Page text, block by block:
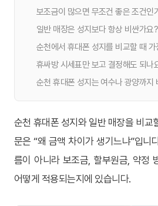
보조금이 많으면 무조건 좋은 조건인
일반 매장은 성지보다 항상 비싼가요?
휴싸방 시세표만 보고 결정해도 되나
순천 휴대폰 성지는 여수나 광양까지
순천 휴대폰 성지와 일반 매장을 비교
문은 “왜 금액 차이가 생기느냐”입니
름이 아니라 보조금, 할부원금, 약정
어떻게 적용되는지에 있습니다.